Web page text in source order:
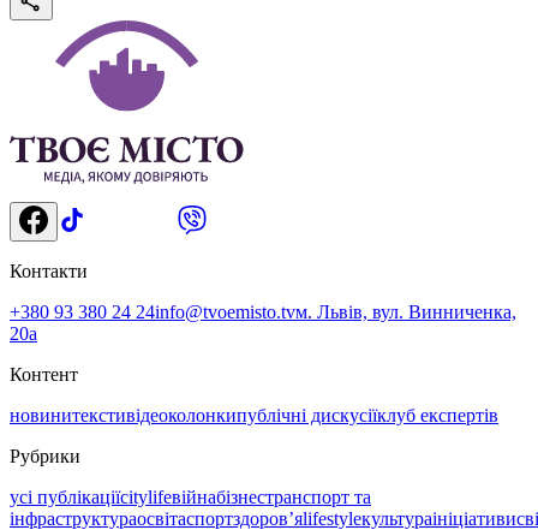
Контакти
+380 93 380 24 24info@tvoemisto.tvм. Львів, вул. Винниченка,
20а
Контент
новинитекстивідеоколонкипублічні дискусіїклуб експертів
Рубрики
усі публікаціїcitylifeвійнабізнестранспорт та
інфраструктураосвітаспортздоровʼяlifestyleкультураініціативи